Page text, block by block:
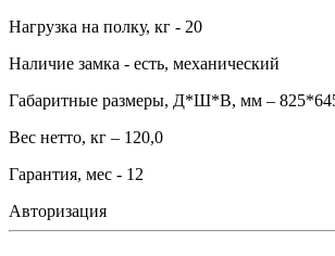
Нагрузка на полку, кг - 20
Наличие замка - есть, механический
Габаритные размеры, Д*Ш*В, мм –
Вес нетто, кг – 120,0
Гарантия, мес - 12
Авторизация